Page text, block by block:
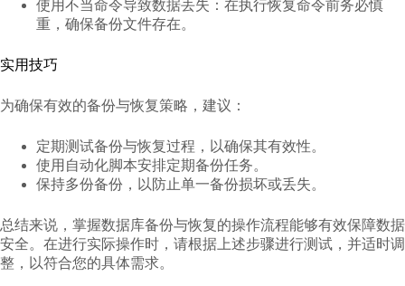
使用不当命令导致数据丢失：在执行恢复命令前务必慎
重，确保备份文件存在。
实用技巧
为确保有效的备份与恢复策略，建议：
定期测试备份与恢复过程，以确保其有效性。
使用自动化脚本安排定期备份任务。
保持多份备份，以防止单一备份损坏或丢失。
总结来说，掌握数据库备份与恢复的操作流程能够有效保障数据
安全。在进行实际操作时，请根据上述步骤进行测试，并适时调
整，以符合您的具体需求。